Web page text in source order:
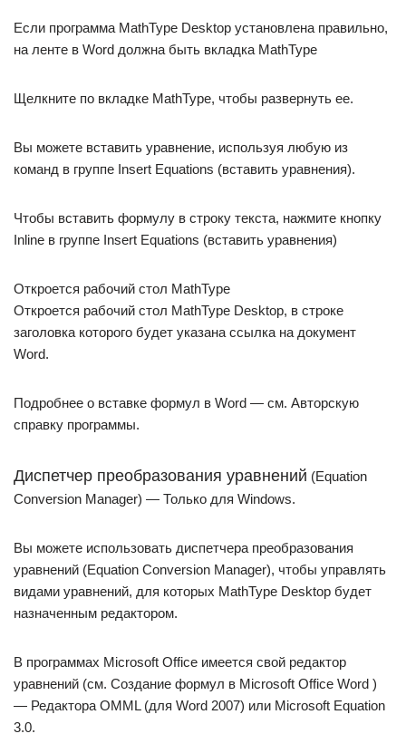
Если программа MathType Desktop установлена правильно,
на ленте в Word должна быть вкладка MathType
Щелкните по вкладке MathType, чтобы развернуть ее.
Вы можете вставить уравнение, используя любую из
команд в группе Insert Equations (вставить уравнения).
Чтобы вставить формулу в строку текста, нажмите кнопку
Inline в группе Insert Equations (вставить уравнения)
Откроется рабочий стол MathType
Откроется рабочий стол MathType Desktop, в строке
заголовка которого будет указана ссылка на документ
Word.
Подробнее о вставке формул в Word — см. Авторскую
справку программы.
Диспетчер преобразования уравнений (Equation
Conversion Manager) — Только для Windows.
Вы можете использовать диспетчера преобразования
уравнений (Equation Conversion Manager), чтобы управлять
видами уравнений, для которых MathType Desktop будет
назначенным редактором.
В программах Microsoft Office имеется свой редактор
уравнений (см. Создание формул в Microsoft Office Word )
— Редактора OMML (для Word 2007) или Microsoft Equation
3.0.